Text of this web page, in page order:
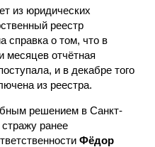
из юридических
реестр
справка о том, что в
месяцев отчётная
и в декабре того
из реестра.
решением в Санкт-
ранее
Фёдор